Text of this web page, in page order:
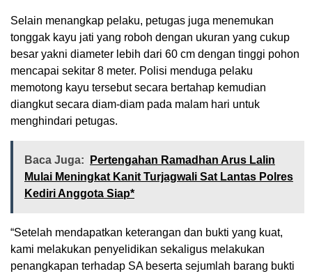
Selain menangkap pelaku, petugas juga menemukan
tonggak kayu jati yang roboh dengan ukuran yang cukup
besar yakni diameter lebih dari 60 cm dengan tinggi pohon
mencapai sekitar 8 meter. Polisi menduga pelaku
memotong kayu tersebut secara bertahap kemudian
diangkut secara diam-diam pada malam hari untuk
menghindari petugas.
Baca Juga:
Pertengahan Ramadhan Arus Lalin
Mulai Meningkat Kanit Turjagwali Sat Lantas Polres
Kediri Anggota Siap*
“Setelah mendapatkan keterangan dan bukti yang kuat,
kami melakukan penyelidikan sekaligus melakukan
penangkapan terhadap SA beserta sejumlah barang bukti